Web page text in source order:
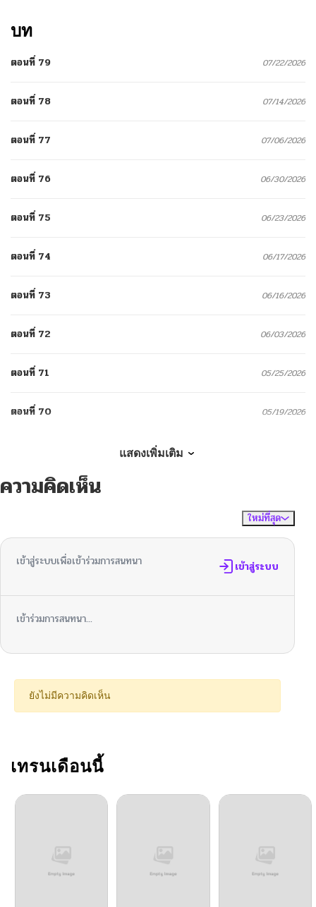
บท
ตอนที่ 79 07/22/2026
ตอนที่ 78 07/14/2026
ตอนที่ 77 07/06/2026
ตอนที่ 76 06/30/2026
ตอนที่ 75 06/23/2026
ตอนที่ 74 06/17/2026
ตอนที่ 73 06/16/2026
ตอนที่ 72 06/03/2026
ตอนที่ 71 05/25/2026
ตอนที่ 70 05/19/2026
ตอนที่ 68
04/23/2026
ตอนที่ 66 04/13/2026
04/04/2026
ตอนที่ 63 03/25/2026
ตอนที่ 61
ตอนที่ 60
ตอนที่ 58 02/15/2026
แสดงเพิ่มเติม
ความคิดเห็น
ใหม่ที่สุด
เข้าสู่ระบบเพื่อเข้าร่วมการสนทนา เข้าสู่ระบบ
เข้าร่วมการสนทนา...
ยังไม่มีความคิดเห็น
เทรนเดือนนี้